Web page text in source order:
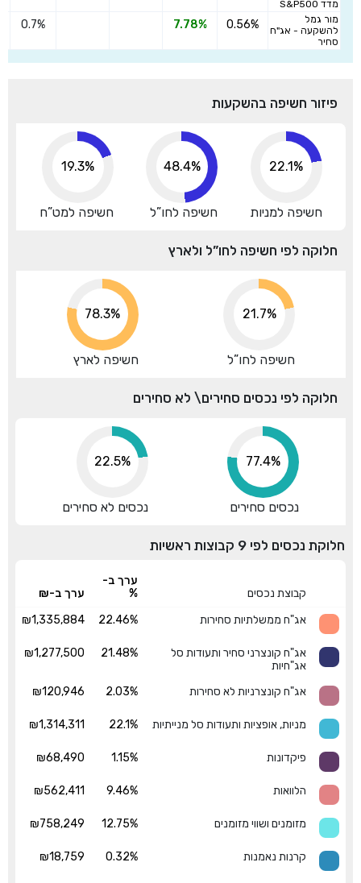
מדד S&P500
מור גמל
להשקעה - אג"ח
סחיר
0.56%
7.78%
0.7%
פיזור חשיפה בהשקעות
22.1%
חשיפה למניות
48.4%
חשיפה לחו”ל
19.3%
חשיפה למט”ח
חלוקה לפי חשיפה לחו”ל ולארץ
21.7%
חשיפה לחו”ל
78.3%
חשיפה לארץ
חלוקה לפי נכסים סחירים\ לא סחירים
77.4%
נכסים סחירים
22.5%
נכסים לא סחירים
חלוקת נכסים לפי 9 קבוצות ראשיות
קבוצת נכסים
ערך ב-
%
ערך ב-₪
אג"ח ממשלתיות סחירות
22.46%
₪1,335,884
אג"ח קונצרני סחיר ותעודות סל
אג"חיות
21.48%
₪1,277,500
אג"ח קונצרניות לא סחירות 2.03%
₪120,946
מניות, אופציות ותעודות סל מנייתיות 22.1%
₪1,314,311
פיקדונות 1.15%
₪68,490
הלוואות 9.46%
₪562,411
מזומנים ושווי מזומנים 12.75%
₪758,249
קרנות נאמנות 0.32%
₪18,759